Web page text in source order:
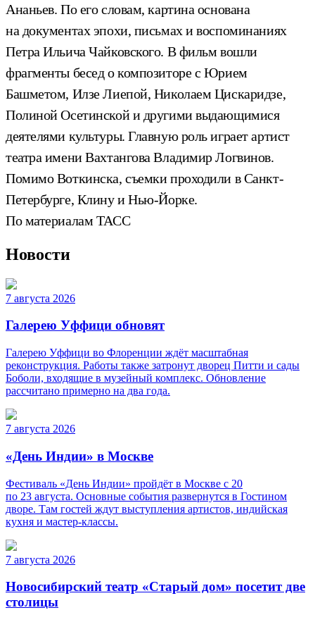
Ананьев. По его словам, картина основана
на документах эпохи, письмах и воспоминаниях
Петра Ильича Чайковского. В фильм вошли
фрагменты бесед о композиторе с Юрием
Башметом, Илзе Лиепой, Николаем Цискаридзе,
Полиной Осетинской и другими выдающимися
деятелями культуры. Главную роль играет артист
театра имени Вахтангова Владимир Логвинов.
Помимо Воткинска, съемки проходили в Санкт-
Петербурге, Клину и Нью-Йорке.
По материалам ТАСС
Новости
7 августа 2026
Галерею Уффици обновят
Галерею Уффици во Флоренции ждёт масштабная
реконструкция. Работы также затронут дворец Питти и сады
Боболи, входящие в музейный комплекс. Обновление
рассчитано примерно на два года.
7 августа 2026
«День Индии» в Москве
Фестиваль «День Индии» пройдёт в Москве с 20
по 23 августа. Основные события развернутся в Гостином
дворе. Там гостей ждут выступления артистов, индийская
кухня и мастер-классы.
7 августа 2026
Новосибирский театр «Старый дом» посетит две
столицы